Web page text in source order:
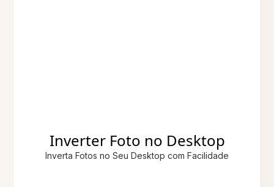
Inverter Foto no Desktop
Inverta Fotos no Seu Desktop com Facilidade